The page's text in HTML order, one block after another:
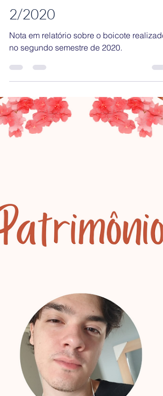
o Boicote como Tática de
Luta - Relatório do Boicote
2/2020
Nota em relatório sobre o boicote realizado
no segundo semestre de 2020.